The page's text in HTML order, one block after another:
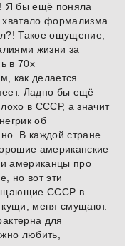
Я бы ещё поняла
формализма
Такое ощущение,
жизни за
в 70х
как делается
Ладно бы ещё
в СССР, а значит
об
В каждой стране
американские
американцы про
но вот эти
СССР в
кущи, меня смущают.
для
любить,